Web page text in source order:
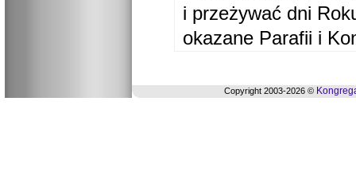
i przeżywać dni
okazane Parafii i
Copyright 2003-2026 ©